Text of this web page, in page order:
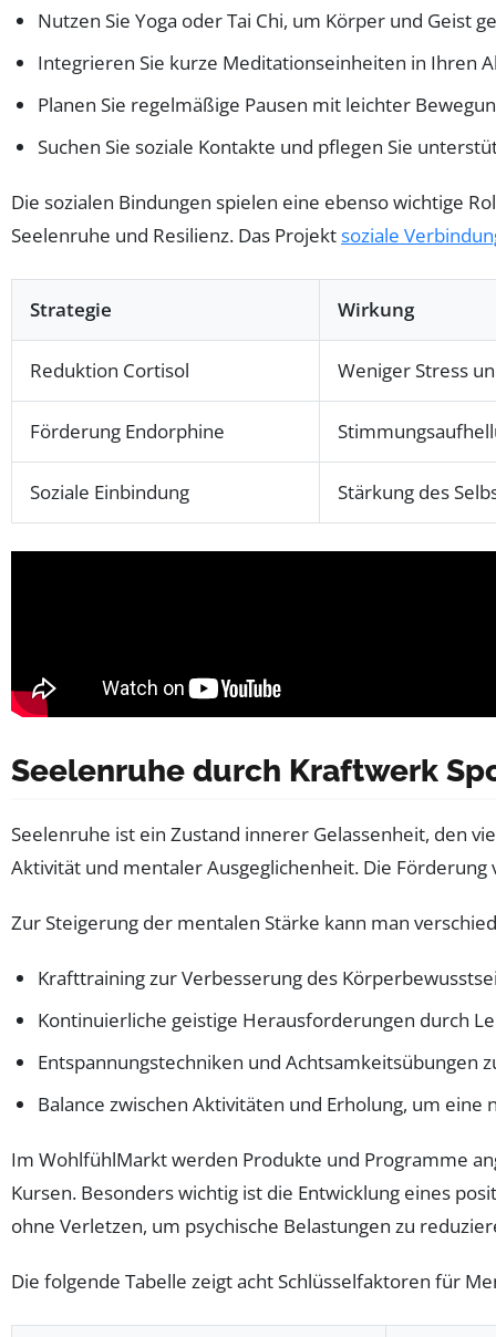
Nutzen Sie Yoga oder Tai Chi, um Körper und Geist
Integrieren Sie kurze Meditationseinheiten in Ihren
Planen Sie regelmäßige Pausen mit leichter
Suchen Sie soziale Kontakte und pflegen Sie
Die sozialen Bindungen spielen eine ebenso wichtige
Seelenruhe und Resilienz. Das Projektsoziale
Strategie Wirkung
Reduktion Cortisol Weniger Stress
Förderung Endorphine
Soziale Einbindung Stärkung des
Seelenruhe durch Kraftwerk
Seelenruhe ist ein Zustand innerer Gelassenheit, den
Aktivität und mentaler Ausgeglichenheit. Die
Zur Steigerung der mentalen Stärke kann man
Krafttraining zur Verbesserung des
Kontinuierliche geistige Herausforderungen durch
Entspannungstechniken und Achtsamkeitsübungen
Balance zwischen Aktivitäten und Erholung, um eine
Im WohlfühlMarkt werden Produkte und Programme
Kursen. Besonders wichtig ist die Entwicklung eines
ohne Verletzen, um psychische Belastungen zu
Die folgende Tabelle zeigt acht Schlüsselfaktoren für